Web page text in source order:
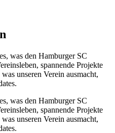
was den Hamburger SC
spannende Projekte
unseren Verein ausmacht,
was den Hamburger SC
spannende Projekte
unseren Verein ausmacht,